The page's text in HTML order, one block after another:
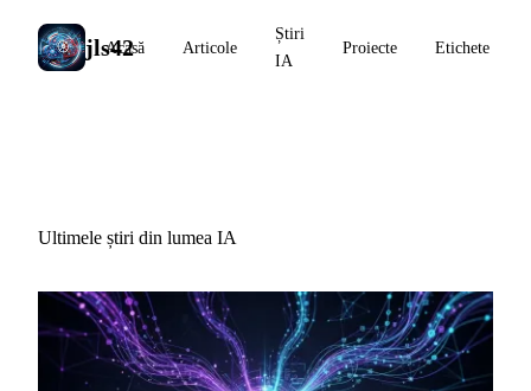
jls42
Acasă Articole
Știri
IA
Proiecte Etichete
Ultimele știri din lumea IA